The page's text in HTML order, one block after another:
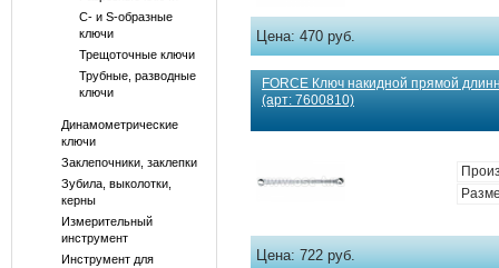
С- и S-образные
ключи
Трещоточные ключи
Трубные, разводные
ключи
Динамометрические
ключи
Заклепочники, заклепки
Зубила, выколотки,
керны
Измерительный
инструмент
Инструмент для
Цена:470 руб.
FORCE Ключ накидной прямой
(арт: 7600810)
Цена:722 руб.